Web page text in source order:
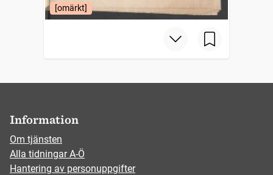
[omärkt]
Information
Om tjänsten
Alla tidningar A-Ö
Hantering av personuppgifter